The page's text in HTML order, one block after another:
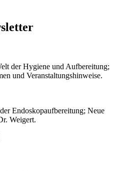
der Hygiene und Aufbereitung;
und Veranstaltungshinweise.
Endoskopaufbereitung; Neue
Weigert.